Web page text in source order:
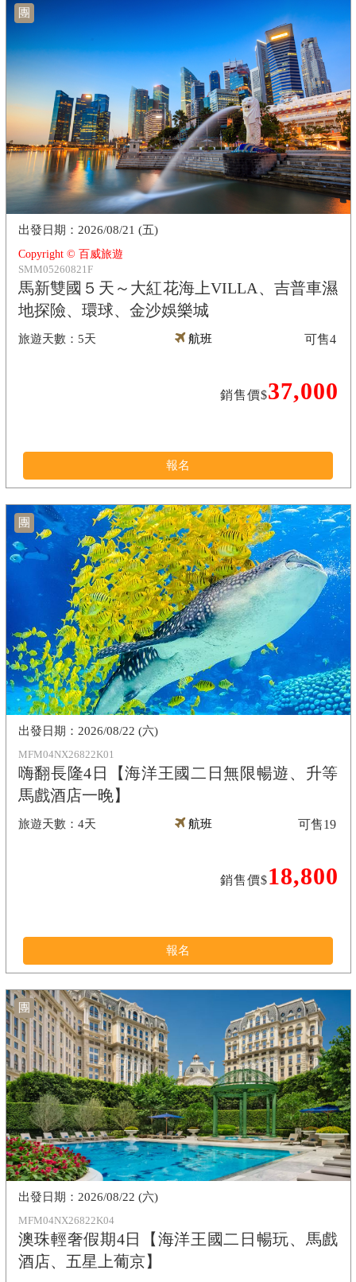
團
Copyright © 百威旅遊
SMM05260821F
馬新雙國５天～大紅花海上VILLA、吉普車濕
地探險、環球、金沙娛樂城
5天
2026/08/21 (五)
航班
銷售價$37,000
可售4
報名
團
MFM04NX26822K01
嗨翻長隆4日【海洋王國二日無限暢遊、升等
馬戲酒店一晚】
4天
2026/08/22 (六)
航班
銷售價$18,800
可售19
報名
團
MFM04NX26822K04
澳珠輕奢假期4日【海洋王國二日暢玩、馬戲
酒店、五星上葡京】
2026/08/22 (六)